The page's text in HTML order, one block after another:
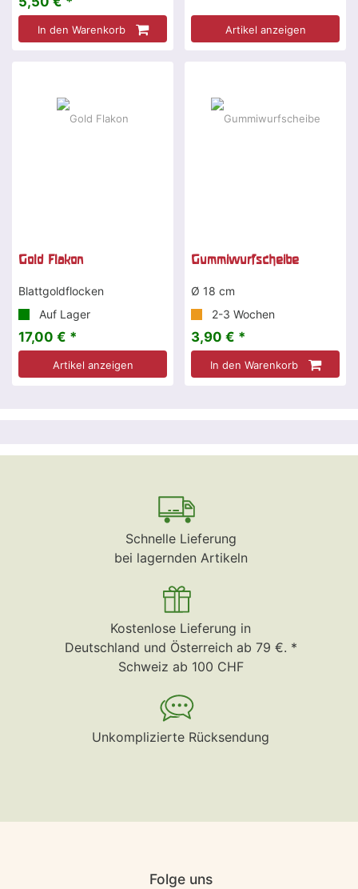
In den Warenkorb Artikel anzeigen
Gold Flakon
Blattgoldflocken
Auf Lager
17,00 € *
Artikel anzeigen
Gummiwurfscheibe
Ø 18 cm
2-3 Wochen
3,90 € *
In den Warenkorb
Schnelle Lieferung
bei lagernden Artikeln
Kostenlose Lieferung in
Deutschland und Österreich ab 79 €. *
Schweiz ab 100 CHF
Unkomplizierte Rücksendung
Folge uns